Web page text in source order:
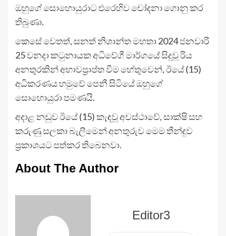
ඔහුගේ සොහොයුරාට එරෙහිව චෝදනා ගොනු කර
තිබුණා.
කෙසේ වෙතත්, සනත් නිශාන්ත මහතා 2024 ජනවාරි
25 වනදා කටුනායක අධිවේගී මාර්ගයේ සිදුවූ රිය
අනතුරකින් අභාවප්‍රාප්ත වීම හේතුවෙන්, ඊයේ (15)
අධිකරණය හමුවේ පෙනී සිටියේ ඔහුගේ
සොහොයුරා පමණයි.
අදාළ නඩුව ඊයේ (15) කැඳවූ අවස්ථාවේ, සාක්ෂි සහ
කරුණු සලකා බැලීමෙන් අනතුරුව මෙම තීන්දුව
ප්‍රකාශයට පත්කර තිබෙනවා.
About The Author
Editor3